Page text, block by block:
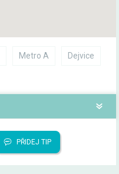
Metro A Dejvice
PŘIDEJ TIP